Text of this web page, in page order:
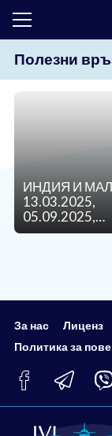
ТОП ОФЕРТИ
КРУИЗИ
LAST MINUTE
ТРАНСФЕРИ
ОЩЕ
Банкова сметка
Полезни
ИНДИЯ И
13.03.2025,
05.09.2025,
24.10.2025,
За нас Лиценз
Политика за